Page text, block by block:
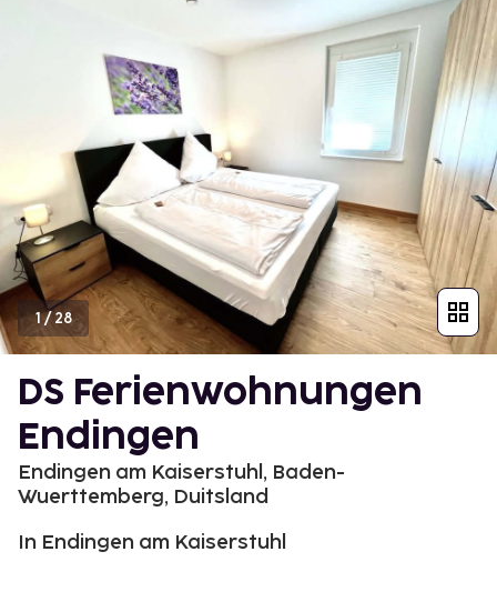
1/28
DS Ferienwohnungen
Endingen
Endingen am Kaiserstuhl, Baden-
Wuerttemberg, Duitsland
In Endingen am Kaiserstuhl